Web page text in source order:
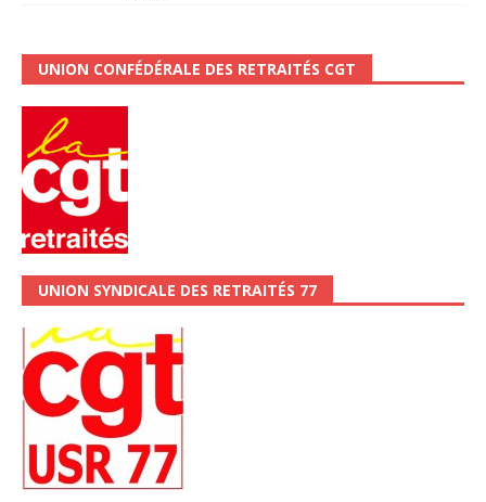
UNION CONFÉDÉRALE DES RETRAITÉS CGT
UNION SYNDICALE DES RETRAITÉS 77